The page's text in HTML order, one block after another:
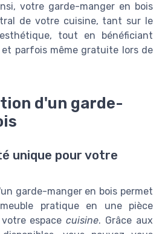
votre garde-manger en bois
de votre cuisine, tant sur le
tout en bénéficiant
parfois même gratuite lors de
d'un garde-
unique pour votre
garde-manger en bois permet
pratique en une pièce
espacecuisine. Grâce aux